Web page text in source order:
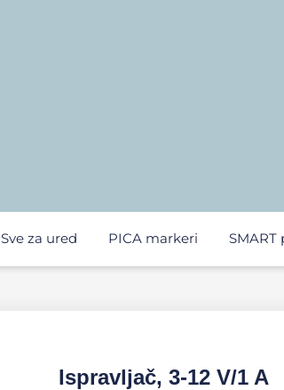
Sve za ured PICA markeri SMART
Ispravljač, 3-12 V/1 A